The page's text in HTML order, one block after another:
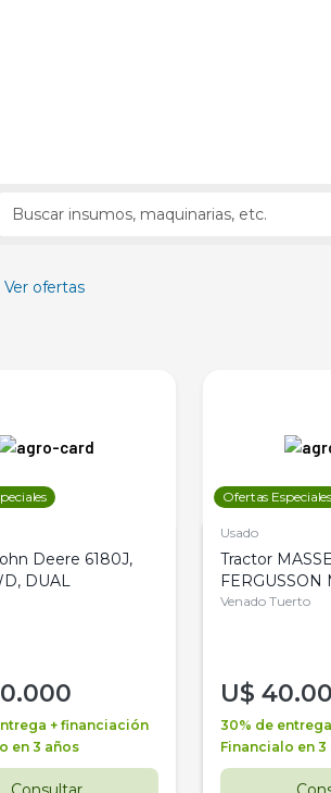
Ver ofertas
Deere 6180J,
DUAL
+ financiación
en 3 años
Ofertas Especiales
Usado
Tractor
FERGUSSON
4WD, PATON
Venado Tuerto
U$
30% de
Financialo en 3